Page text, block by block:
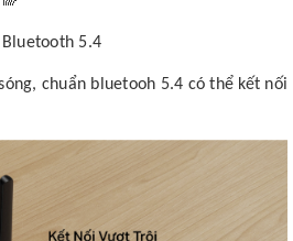
5.4
chuẩn bluetooh 5.4 có thể kết nối